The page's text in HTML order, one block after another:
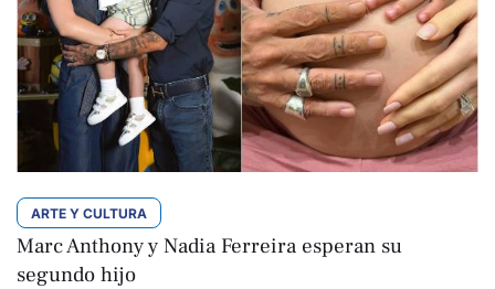
ARTE Y CULTURA
Marc Anthony y Nadia Ferreira esperan su
segundo hijo